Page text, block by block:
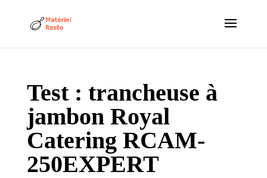
Test : trancheuse à
jambon Royal
Catering RCAM-
250EXPERT